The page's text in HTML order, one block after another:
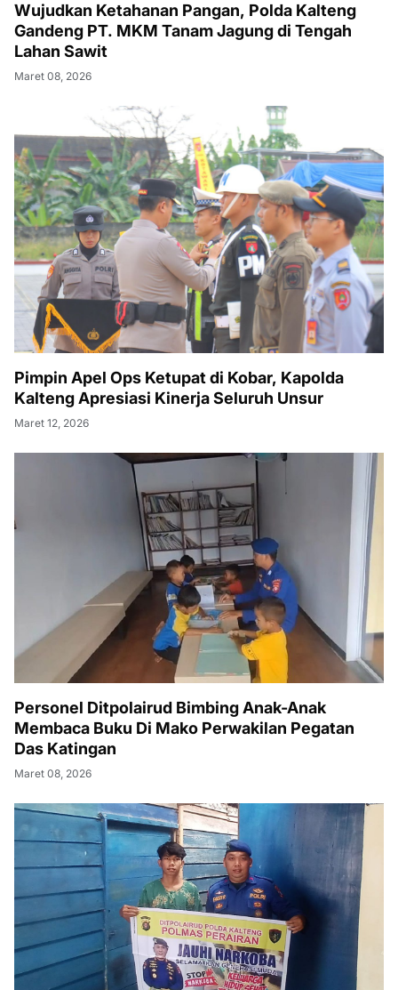
Wujudkan Ketahanan Pangan, Polda Kalteng
Gandeng PT. MKM Tanam Jagung di Tengah
Lahan Sawit
Maret 08, 2026
Pimpin Apel Ops Ketupat di Kobar, Kapolda
Kalteng Apresiasi Kinerja Seluruh Unsur
Maret 12, 2026
Personel Ditpolairud Bimbing Anak-Anak
Membaca Buku Di Mako Perwakilan Pegatan
Das Katingan
Maret 08, 2026